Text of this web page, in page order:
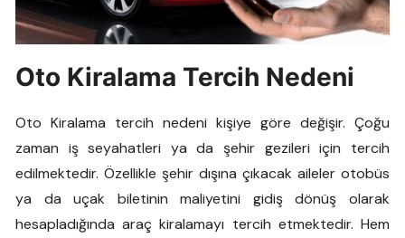
Oto Kiralama Tercih Nedeni
Oto Kiralama tercih nedeni kişiye göre değişir. Çoğu
zaman iş seyahatleri ya da şehir gezileri için tercih
edilmektedir. Özellikle şehir dışına çıkacak aileler otobüs
ya da uçak biletinin maliyetini gidiş dönüş olarak
hesapladığında araç kiralamayı tercih etmektedir. Hem